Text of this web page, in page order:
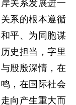
关系发展进一
系的根本遵循
平、为同胞谋
史担当，字里
殷殷深情，在
，在国际社会
向产生重大而